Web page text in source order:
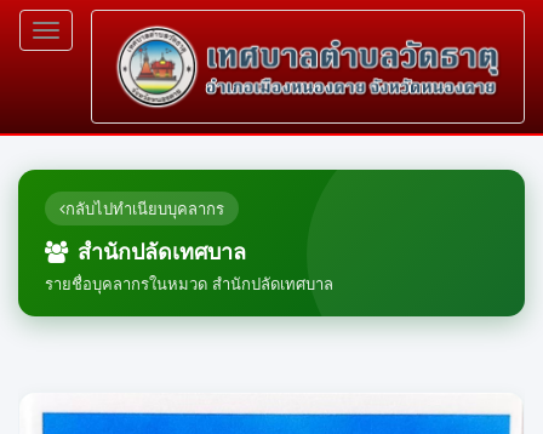
Toggle
navigation
กลับไปทำเนียบบุคลากร
สำนักปลัดเทศบาล
รายชื่อบุคลากรในหมวด สำนักปลัดเทศบาล